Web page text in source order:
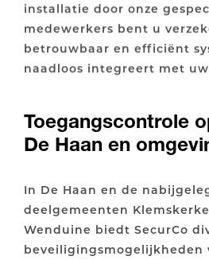
installatie door onze
medewerkers bent u
betrouwbaar en efficiënt
naadloos integreert met
Toegangscontrole
De Haan en
In De Haan en de
deelgemeenten
Wenduine biedt SecurCo
beveiligingsmogelijkheden